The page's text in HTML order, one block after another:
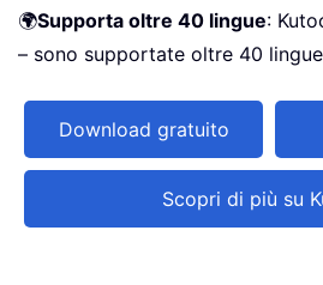
🌍Supporta oltre 40 lingue:
– sono supportate oltre 40
Download gratuito
Scopri di più su